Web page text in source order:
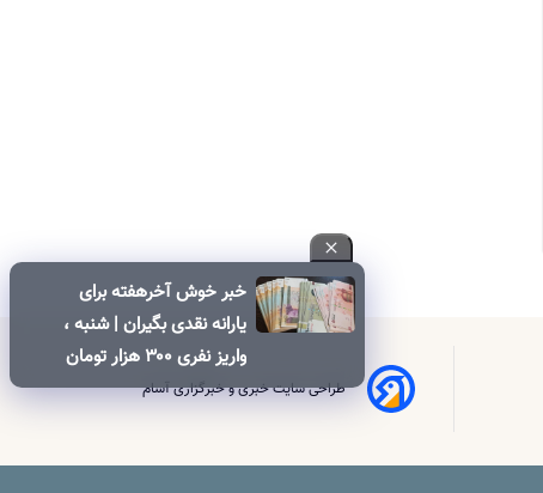
خبر خوش آخرهفته برای
یارانه نقدی بگیران | شنبه ،
واریز نفری ۳۰۰ هزار تومان
یارانه نقدی برای این خانوار
طراحی سایت خبری و خبرگزاری آسام